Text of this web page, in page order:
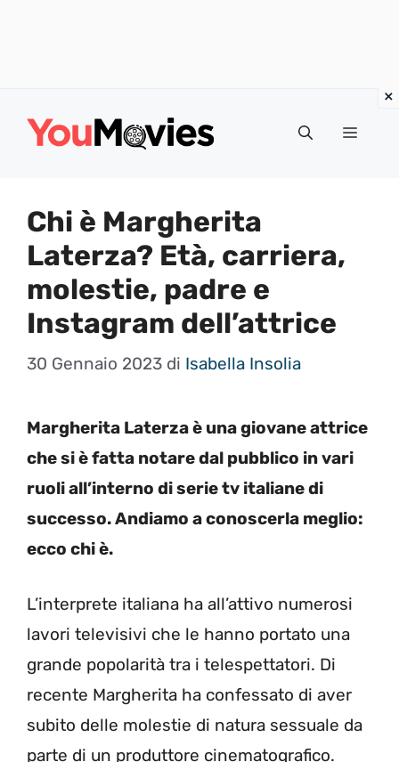
Menu
Chi è Margherita
Laterza? Età, carriera,
molestie, padre e
Instagram dell’attrice
30 Gennaio 2023 di Isabella Insolia
Margherita Laterza è una giovane attrice
che si è fatta notare dal pubblico in vari
ruoli all’interno di serie tv italiane di
successo. Andiamo a conoscerla meglio:
ecco chi è.
L’interprete italiana ha all’attivo numerosi
lavori televisivi che le hanno portato una
grande popolarità tra i telespettatori. Di
recente Margherita ha confessato di aver
subito delle molestie di natura sessuale da
parte di un produttore cinematografico.